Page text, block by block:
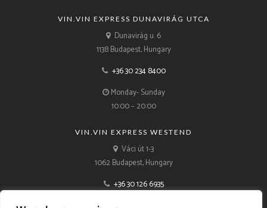
VIN.VIN EXPRESS DUNAVIRÁG UTCA
Dunavirág u. 6
1138 Budapest, Hungary
+36 30 234 8400
Monday- Sunday
10:00 – 20:00
VIN.VIN EXPRESS WESTEND
Váci út 1-3
1062 Budapest, Hungary
+36 30 126 6935